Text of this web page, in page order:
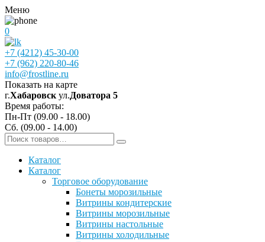
Меню
0
+7 (4212) 45-30-00
+7 (962) 220-80-46
info@frostline.ru
Показать на карте
г.Хабаровск ул.Доватора 5
Время работы:
Пн-Пт (09.00 - 18.00)
Сб. (09.00 - 14.00)
Каталог
Каталог
Торговое оборудование
Бонеты морозильные
Витрины кондитерские
Витрины морозильные
Витрины настольные
Витрины холодильные